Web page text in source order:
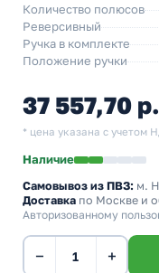
Количество полюсов
Реверсивный
Ручка в комплекте
Положение ручки
37 557,70 р.
* цена указана с учетом
Наличие
Самовывоз из ПВЗ: м.
Доставка по Москве и
Авторизованному
− +